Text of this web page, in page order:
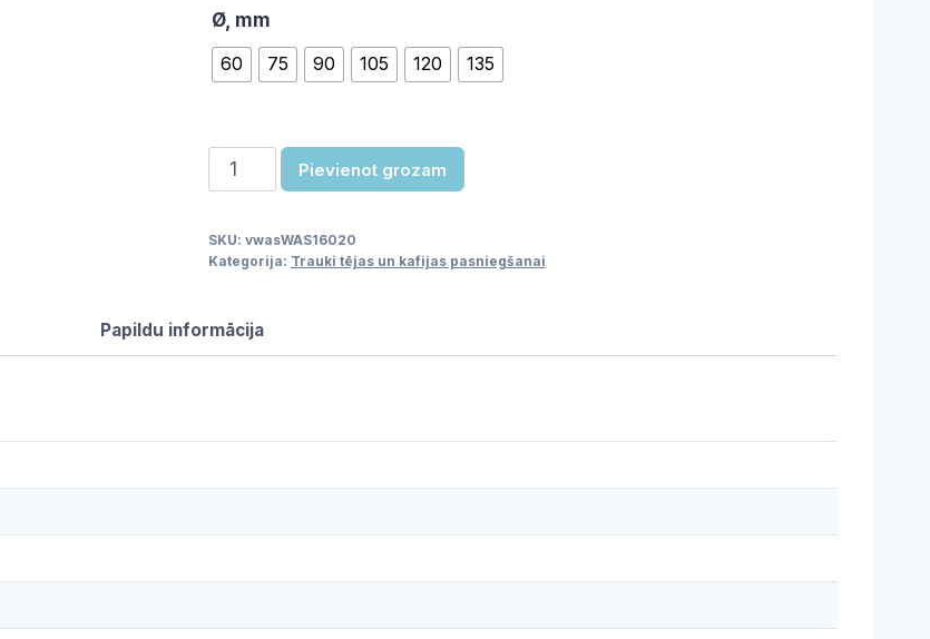
Ø, mm
60
75 90 105 120 135
Krūze
daudzums
Pievienot grozam
SKU: vwasWAS16020
Kategorija: Trauki tējas un kafijas pasniegšanai
Papildu informācija